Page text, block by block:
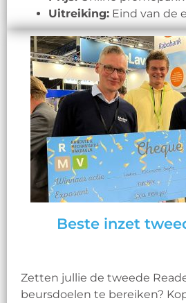
Uitreiking: Eind van de
Beste inzet
Zetten jullie de tweede
beursdoelen te bereiken?